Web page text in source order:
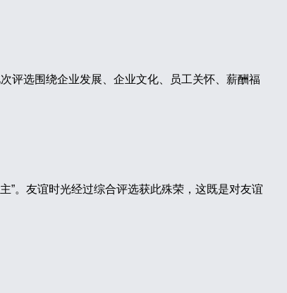
评选围绕企业发展、企业文化、员工关怀、薪酬福
”。友谊时光经过综合评选获此殊荣，这既是对友谊